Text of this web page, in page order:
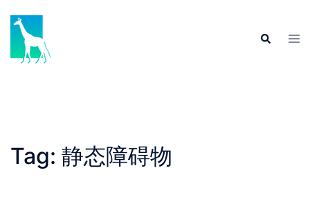
content
Search
Tag: 静态障碍物